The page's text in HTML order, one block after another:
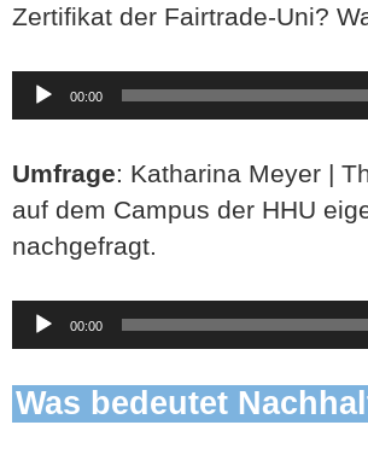
Zertifikat der Fairtrade-Uni?
Audio-
Player
00:00
Umfrage: Katharina Meyer |
auf dem Campus der HHU
nachgefragt.
Audio-
Player
00:00
Was bedeutet